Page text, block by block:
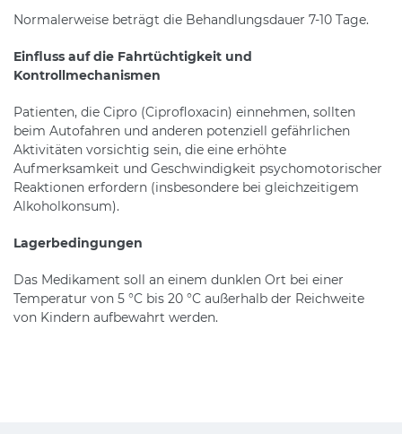
Normalerweise beträgt die Behandlungsdauer 7-10 Tage.
Einfluss auf die Fahrtüchtigkeit und
Kontrollmechanismen
Patienten, die Cipro (Ciprofloxacin) einnehmen, sollten
beim Autofahren und anderen potenziell gefährlichen
Aktivitäten vorsichtig sein, die eine erhöhte
Aufmerksamkeit und Geschwindigkeit psychomotorischer
Reaktionen erfordern (insbesondere bei gleichzeitigem
Alkoholkonsum).
Lagerbedingungen
Das Medikament soll an einem dunklen Ort bei einer
Temperatur von 5 °C bis 20 °C außerhalb der Reichweite
von Kindern aufbewahrt werden.